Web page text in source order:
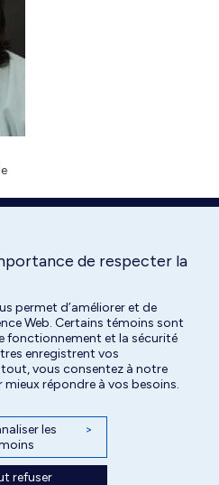
de respecter la
permet d’améliorer et de
Web. Certains témoins sont
fonctionnement et la sécurité
enregistrent vos
vous consentez à notre
répondre à vos besoins.
les
>
refuser